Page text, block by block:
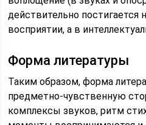
действительно постигается
восприятии, а в
Форма литературы
Таким образом, форма
предметно-чувственную
комплексы звуков, ритм